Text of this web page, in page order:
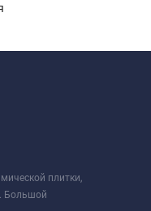
плитки,
Большой